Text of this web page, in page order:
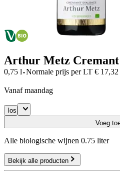
Arthur Metz Cremant
0,75 l·Normale prijs per LT € 17,32
vanaf maandag
los
Voeg
Alle biologische wijnen 0.75 liter
Bekijk alle producten